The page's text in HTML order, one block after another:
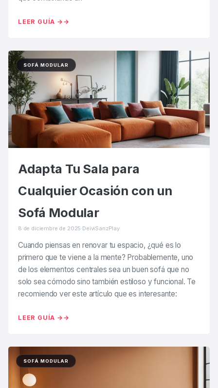
LEER GUÍA →
SOFÁ MODULAR
Adapta Tu Sala para
Cualquier Ocasión con un
Sofá Modular
8 de diciembre de 2025·DeiviSanzPlay
Cuando piensas en renovar tu espacio, ¿qué es lo
primero que te viene a la mente? Probablemente, uno
de los elementos centrales sea un buen sofá que no
solo sea cómodo sino también estiloso y funcional. Te
recomiendo ver este artículo que es interesante:
LEER GUÍA →
SOFÁ MODULAR